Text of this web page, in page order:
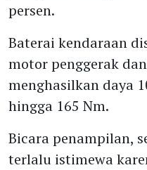
persen.
Baterai kendaraan
motor penggerak
menghasilkan daya
hingga 165 Nm.
Bicara penampilan,
terlalu istimewa